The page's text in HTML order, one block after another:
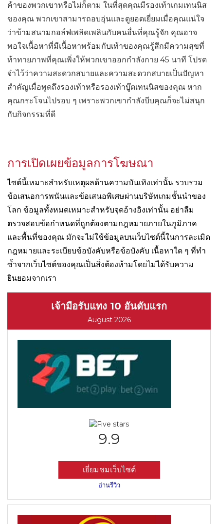
ค้าของพวกเขาหรือไม่ก็ตาม ในที่สุดคุณมีรองเท้าเกมเทนนิส
ของคุณ พวกเขาสามารถอบอุ่นและดูยอดเยี่ยมเมื่อคุณแน่ใจ
ว่าข้ามสนามกอล์ฟเพลิดเพลินกับคนอื่นที่คุณรู้จัก คุณอาจ
พอใจเนื้อหาที่มีเนื้อหาพร้อมกับเท้าของคุณรู้สึกมีความสุขที่
ท้าทายภาพที่คุณเพิ่งให้พวกเขาออกกำลังกาย 45 นาที โปรด
จำไว้ว่าความสะดวกสบายและความสะดวกสบายเป็นปัญหา
สำคัญเมื่อพูดถึงรองเท้าหรือรองเท้าบู๊ตเทนนิสของคุณ หาก
คุณกระโจนไปรอบ ๆ เพราะพวกเขากำลังบีบคุณก็จะไม่สนุก
กับกิจกรรมที่ดี
การเปิดเผยข้อมูลการโฆษณา
ไซต์นี้เหมาะสำหรับเหตุผลด้านความบันเทิงเท่านั้น รวบรวม
ข้อเสนอการพนันและข้อเสนอพิเศษผ่านบริษัทเกมชั้นนำของ
โลก ข้อมูลทั้งหมดเหมาะสำหรับจุดอ้างอิงเท่านั้น อย่าลืม
ตรวจสอบข้อกำหนดที่ถูกต้องตามกฎหมายภายในภูมิภาค
และพื้นที่ของคุณ มักจะไม่ใช้ข้อมูลบนเว็บไซต์นี้ในการละเมิด
กฎหมายและระเบียบข้อบังคับหรือข้อบังคับ เนื้อหาใด ๆ ที่ทำ
ซ้ำจากเว็บไซต์ของคุณเป็นสิ่งต้องห้ามโดยไม่ได้รับความ
ยินยอมจากเรา
เจ้ามือรับแทง 10 อันดับแรก
August 2026
9.9
เยี่ยมชมเว็บไซต์
อ่านรีวิว